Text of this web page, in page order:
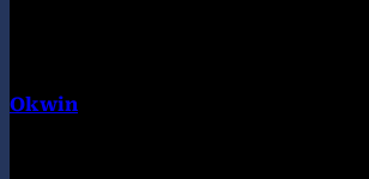
Okwin